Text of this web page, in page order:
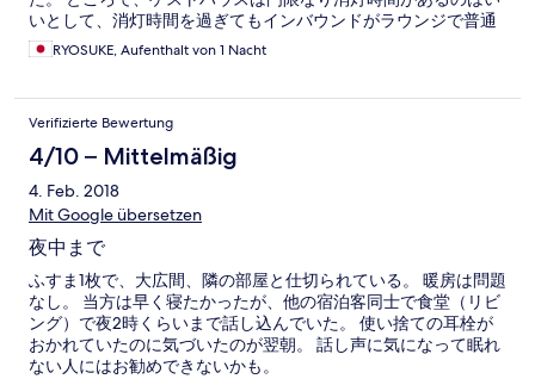
いとして、消灯時間を過ぎてもインバウンドがラウンジで普通
の音量で話していて、古い民家だから隣の部屋で寝ているゲス
トはうるさくて眠れず、静かにしてもらうようスタッフに依頼
いいだろうと数分でまたうるさくなるので、もっと厳しくスタ
ッフには注意してもらうか、残念だけどラウンジも消灯すべく
ライトダウンしてもらいたいものです。それか逆に部屋の消灯
時刻を遅くしてもいいとしてくれないと、ルール守った方が損
をします。
RYOSUKE, Aufenthalt von 1 Nacht
Verifizierte Bewertung
4/10 – Mittelmäßig
4. Feb. 2018
Mit Google übersetzen
夜中まで
ふすま1枚で、大広間、隣の部屋と仕切られている。 暖房は問題
なし。 当方は早く寝たかったが、他の宿泊客同士で食堂（リビ
ング）で夜2時くらいまで話し込んでいた。 使い捨ての耳栓が
おかれていたのに気づいたのが翌朝。 話し声に気になって眠れ
ない人にはお勧めできないかも。